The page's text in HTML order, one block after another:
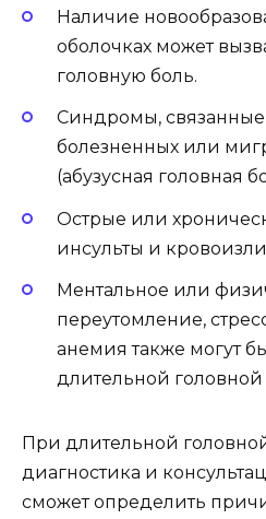
Наличие
оболочках может
головную боль.
Синдромы,
болезненных или
(абузусная головная
Острые или
инсульты и
Ментальное или
переутомление,
анемия также могут
длительной головной
При длительной
диагностика и
сможет определить